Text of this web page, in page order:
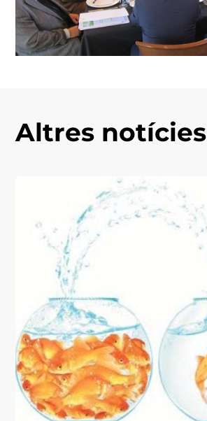
Altres notícies